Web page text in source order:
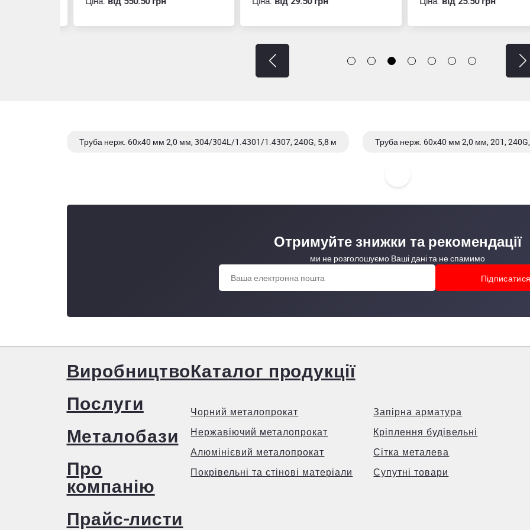
Труба нерж. 60х40 мм 2,0 мм, 304/304L/1.4301/1.4307, 240G, 5,8 м Труба нерж. 60х40 мм 2,0 мм, 201,
Отримуйте знижки та рекомендації
ми не розголошуємо Ваші дані та не спамимо
Виробництво
Послуги
Металобази
Про
компанію
Прайс-листи
Каталог продукції
Чорний металопрокат
Нержавіючий металопрокат
Алюмінієвий металопрокат
Покрівельні та стінові матеріали
Запірна арматура
Кріплення будівельні
Сітка металева
Супутні товари